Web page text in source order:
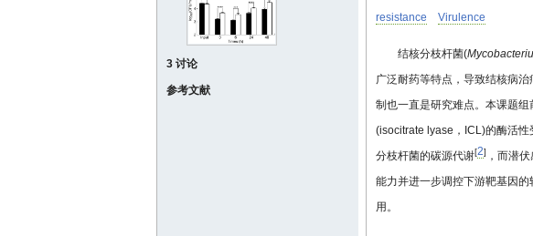
3 讨论
参考文献
resistance
Virulence
结核分枝杆菌(
广泛耐药等特点，导致结核病治
制也一直是研究难点。本课题
(isocitrate lyase，ICL)的酶活
分枝杆菌的碳源代谢[2] ，而潜
能力并进一步调控下游靶基因的
用。